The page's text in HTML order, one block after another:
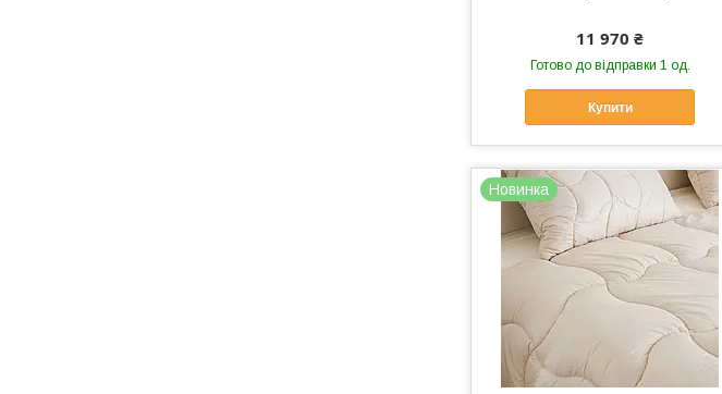
11 970 ₴
Готово до відправки 1 од.
Купити
Новинка